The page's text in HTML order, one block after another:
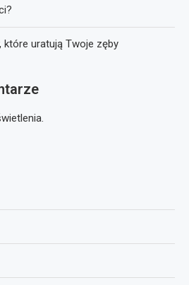
które uratują Twoje zęby